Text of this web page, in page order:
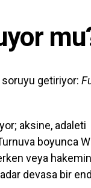
soruyu getiriyor:
aksine, adaleti
boyunca
veya
devasa bir